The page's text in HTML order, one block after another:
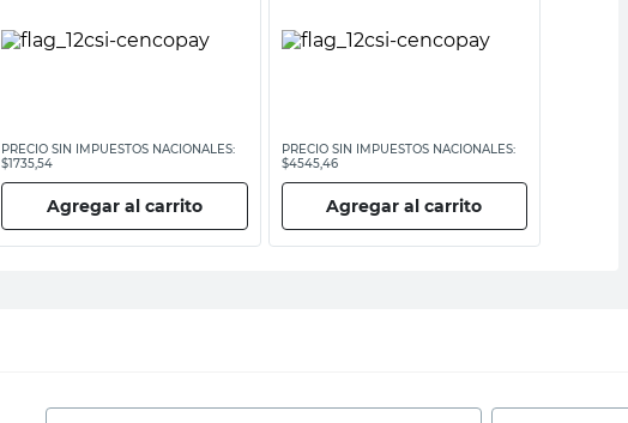
PRECIO SIN IMPUESTOS NACIONALES:
$1735,54
Agregar al carrito
PRECIO SIN IMPUESTOS NACIONALES:
$4545,46
Agregar al carrito